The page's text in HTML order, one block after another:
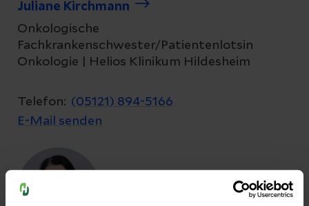
Juliane Kirchmann
Onkologische
Fachkrankenschwester/Patientenlotsin
Onkologie | Helios Klinikum Hildesheim
Telefon: (05121) 894-5166
E-Mail senden